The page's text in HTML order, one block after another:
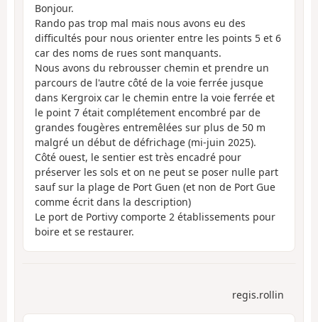
Bonjour.
Rando pas trop mal mais nous avons eu des
difficultés pour nous orienter entre les points 5 et 6
car des noms de rues sont manquants.
Nous avons du rebrousser chemin et prendre un
parcours de l'autre côté de la voie ferrée jusque
dans Kergroix car le chemin entre la voie ferrée et
le point 7 était complétement encombré par de
grandes fougères entremêlées sur plus de 50 m
malgré un début de défrichage (mi-juin 2025).
Côté ouest, le sentier est très encadré pour
préserver les sols et on ne peut se poser nulle part
sauf sur la plage de Port Guen (et non de Port Gue
comme écrit dans la description)
Le port de Portivy comporte 2 établissements pour
boire et se restaurer.
regis.rollin